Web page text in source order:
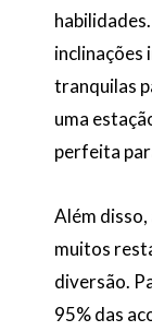
inclinações
tranquilas
uma
perfeita
Além
muitos
diversão.
95% das